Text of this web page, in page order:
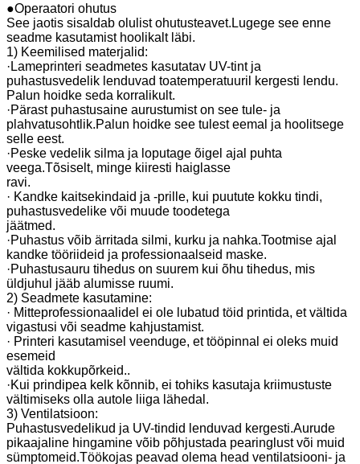
●Operaatori ohutus
See jaotis sisaldab olulist ohutusteavet.Lugege see enne
seadme kasutamist hoolikalt läbi.
1) Keemilised materjalid:
·Lameprinteri seadmetes kasutatav UV-tint ja
puhastusvedelik lenduvad toatemperatuuril kergesti lendu.
Palun hoidke seda korralikult.
·Pärast puhastusaine aurustumist on see tule- ja
plahvatusohtlik.Palun hoidke see tulest eemal ja hoolitsege
selle eest.
·Peske vedelik silma ja loputage õigel ajal puhta
veega.Tõsiselt, minge kiiresti haiglasse
ravi.
· Kandke kaitsekindaid ja -prille, kui puutute kokku tindi,
puhastusvedelike või muude toodetega
jäätmed.
·Puhastus võib ärritada silmi, kurku ja nahka.Tootmise ajal
kandke tööriideid ja professionaalseid maske.
·Puhastusauru tihedus on suurem kui õhu tihedus, mis
üldjuhul jääb alumisse ruumi.
2) Seadmete kasutamine:
· Mitteprofessionaalidel ei ole lubatud töid printida, et vältida
vigastusi või seadme kahjustamist.
· Printeri kasutamisel veenduge, et tööpinnal ei oleks muid
esemeid
vältida kokkupõrkeid..
·Kui prindipea kelk kõnnib, ei tohiks kasutaja kriimustuste
vältimiseks olla autole liiga lähedal.
3) Ventilatsioon:
Puhastusvedelikud ja UV-tindid lenduvad kergesti.Aurude
pikaajaline hingamine võib põhjustada pearinglust või muid
sümptomeid.Töökojas peavad olema head ventilatsiooni- ja